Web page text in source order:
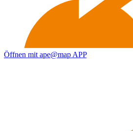
Öffnen mit ape@map APP